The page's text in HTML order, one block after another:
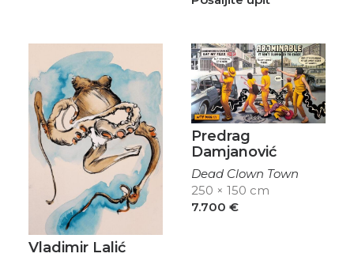
Vladimir Lalić
Predrag
Damjanović
Dead Clown Town
250 × 150 cm
7.700 €